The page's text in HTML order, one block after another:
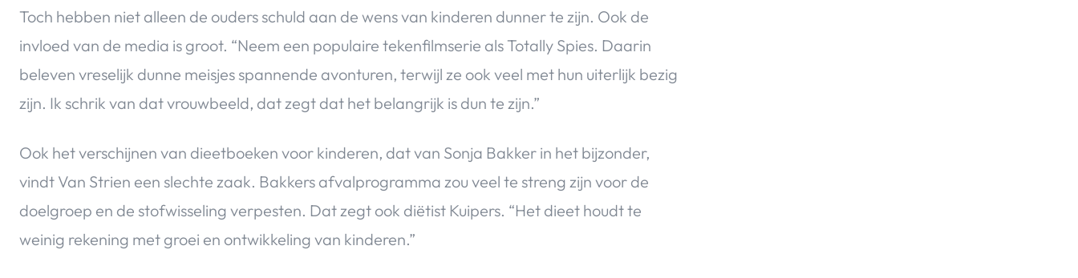
Toch hebben niet alleen de ouders schuld aan de wens van kinderen dunner te zijn. Ook de
invloed van de media is groot. “Neem een populaire tekenfilmserie als Totally Spies. Daarin
beleven vreselijk dunne meisjes spannende avonturen, terwijl ze ook veel met hun uiterlijk bezig
zijn. Ik schrik van dat vrouwbeeld, dat zegt dat het belangrijk is dun te zijn.”
Ook het verschijnen van dieetboeken voor kinderen, dat van Sonja Bakker in het bijzonder,
vindt Van Strien een slechte zaak. Bakkers afvalprogramma zou veel te streng zijn voor de
doelgroep en de stofwisseling verpesten. Dat zegt ook diëtist Kuipers. “Het dieet houdt te
weinig rekening met groei en ontwikkeling van kinderen.”